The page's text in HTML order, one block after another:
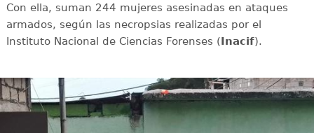
Con ella, suman 244 mujeres asesinadas en ataques
armados, según las necropsias realizadas por el
Instituto Nacional de Ciencias Forenses (Inacif).